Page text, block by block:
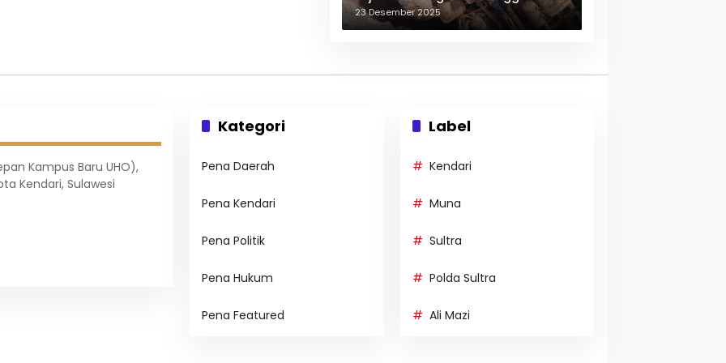
Berulang-ulang
23 Desember 2025
Kampus Baru UHO),
Kendari, Sulawesi
Kategori
Pena Daerah
Pena Kendari
Pena Politik
Pena Hukum
Pena Featured
Label
Kendari
Muna
Sultra
Polda Sultra
Ali Mazi